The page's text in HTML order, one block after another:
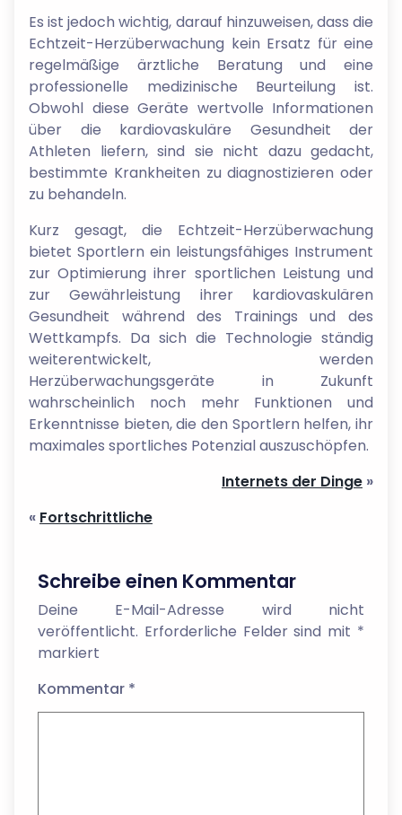
Es ist jedoch wichtig, darauf hinzuweisen, dass die
Echtzeit-Herzüberwachung kein Ersatz für eine
regelmäßige ärztliche Beratung und eine
professionelle medizinische Beurteilung ist.
Obwohl diese Geräte wertvolle Informationen
über die kardiovaskuläre Gesundheit der
Athleten liefern, sind sie nicht dazu gedacht,
bestimmte Krankheiten zu diagnostizieren oder
zu behandeln.
Kurz gesagt, die Echtzeit-Herzüberwachung
bietet Sportlern ein leistungsfähiges Instrument
zur Optimierung ihrer sportlichen Leistung und
zur Gewährleistung ihrer kardiovaskulären
Gesundheit während des Trainings und des
Wettkampfs. Da sich die Technologie ständig
weiterentwickelt, werden
Herzüberwachungsgeräte in Zukunft
wahrscheinlich noch mehr Funktionen und
Erkenntnisse bieten, die den Sportlern helfen, ihr
maximales sportliches Potenzial auszuschöpfen.
Internets der Dinge »
« Fortschrittliche
Schreibe einen Kommentar
Deine E-Mail-Adresse wird nicht
veröffentlicht. Erforderliche Felder sind mit *
markiert
Kommentar *